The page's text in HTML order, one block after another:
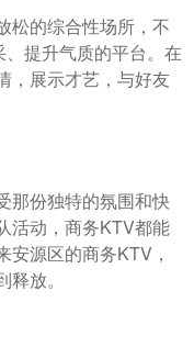
松的综合性场所，不
提升气质的平台。在
，展示才艺，与好友
那份独特的氛围和快
活动，商务KTV都能
安源区的商务KTV，
放。